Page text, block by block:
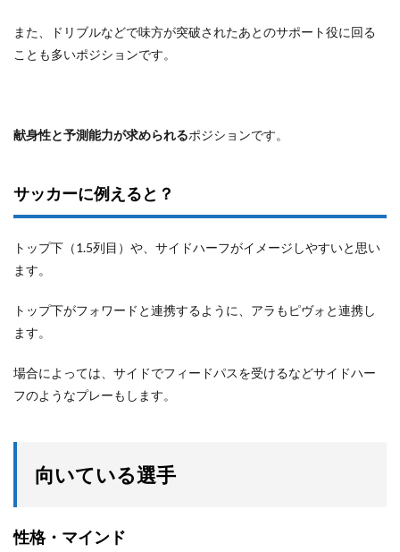
また、ドリブルなどで味方が突破されたあとのサポート役に回る
ことも多いポジションです。
献身性と予測能力が求められるポジションです。
サッカーに例えると？
トップ下（1.5列目）や、サイドハーフがイメージしやすいと思い
ます。
トップ下がフォワードと連携するように、アラもピヴォと連携し
ます。
場合によっては、サイドでフィードパスを受けるなどサイドハー
フのようなプレーもします。
向いている選手
性格・マインド